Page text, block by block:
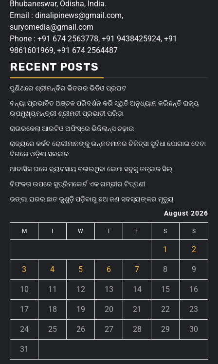
Bhubaneswar, Odisha, India.
Email : dinalipinews@gmail.com,
suryomedia@gmail.com
Phone : +91 674 2563778, +91 9438425924, +91
9861601969, +91 674 2564487
RECENT POSTS
ପୁଣିଥରେ ଶ୍ରୀମନ୍ଦିର ଭିତରର ଭିଡିଓ ପ୍ରଘଟ
ବନ୍ୟା ପ୍ରଭାବିତ ଅଞ୍ଚଳ ପରିଦର୍ଶନ କରି ସ୍ଥିତି ଅନୁଧ୍ୟାନ କରିଛନ୍ତି ରାଜ୍ୟ
ଉପମୁଖ୍ୟମନ୍ତ୍ରୀ ଶ୍ରୀମତୀ ପ୍ରଭାତୀ ପରିଡ଼ା
ରାଉରକେଲା ଆରଟିଓ ଅଫିସ୍‌ରେ ଭିଜିଲାନ୍ସ ଚଢ଼ାଉ
ରାଜ୍ୟରେ କର୍କଟ ରୋଗୀମାନଙ୍କୁ ଉନ୍ନତମାନର ଚିକିତ୍ସା ସୁବିଧା ଯୋଗାଇ ଦେବା
ଦିଗରେ ଓଡ଼ିଶା ସରକାର
ଆବାସିକ ଘରେ ବ୍ୟବସାୟ ଚଳାଇଥିବା କୋଠା ସବୁକୁ ତତ୍କାଳ ସିଲ୍‌
ବିଫଳତା ଉପରେ ସୁପ୍ରିମକୋର୍ଟ ଏକ ଗମ୍ଭୀର ଟିପ୍ପଣୀ
ଭଙ୍ଗା ଘରର ଛାତ ଭୁଶୁଡ଼ି ପଡ଼ିବାରୁ ଛଅ ଜଣ ସଦସ୍ୟଙ୍କର ମୃତ୍ୟୁ
August 2026
M T W T F S S
1 2
3 4 5 6 7 8 9
10 11 12 13 14 15 16
17 18 19 20 21 22 23
24 25 26 27 28 29 30
31